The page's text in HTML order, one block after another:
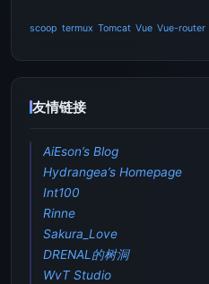
scoop termux Tomcat Vue Vue-router
友情链接
AiEson’s Blog
Hydrangea’s Homepage
Int100
Rinne
Sakura_Love
DRENAL的树洞
WvT Studio